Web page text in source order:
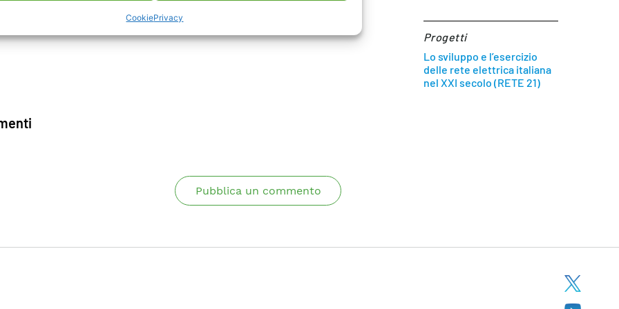
CookiePrivacy
Progetti
Lo sviluppo e l’esercizio
delle rete elettrica italiana
nel XXI secolo (RETE 21)
Pubblica un commento